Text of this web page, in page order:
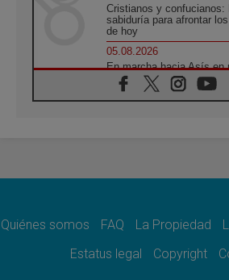
Cristianos y confucianos:
sabiduría para afrontar
de hoy
05.08.2026
En marcha hacia Asís en
Francisco, a la espera de
05.08.2026
quienes bendicen la guerra
Ucrania: Ataque masivo
noche
Quiénes somos FAQ La Propiedad
Estatus legal
Copyright